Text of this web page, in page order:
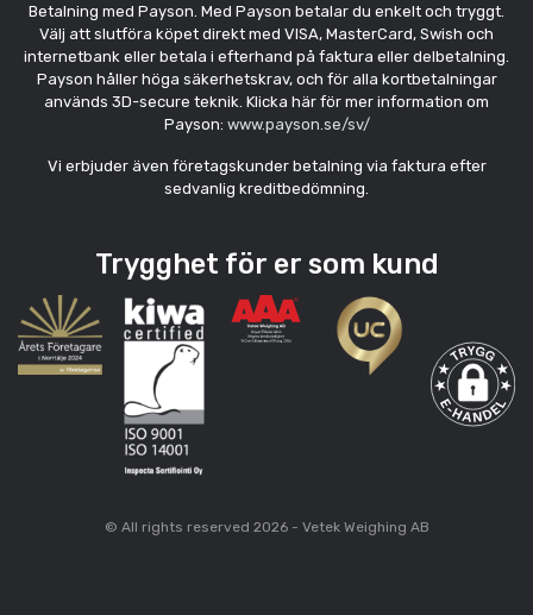
Betalning med Payson. Med Payson betalar du enkelt och tryggt.
Välj att slutföra köpet direkt med VISA, MasterCard, Swish och
internetbank eller betala i efterhand på faktura eller delbetalning.
Payson håller höga säkerhetskrav, och för alla kortbetalningar
används 3D-secure teknik. Klicka här för mer information om
Payson: www.payson.se/sv/
Vi erbjuder även företagskunder betalning via faktura efter
sedvanlig kreditbedömning.
Trygghet för er som kund
© All rights reserved 2026 - Vetek Weighing AB